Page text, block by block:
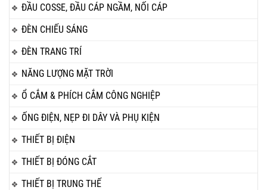
ĐẦU COSSE, ĐẦU CÁP NGẦM, NỐI CÁP
ĐÈN CHIẾU SÁNG
ĐÈN TRANG TRÍ
NĂNG LƯỢNG MẶT TRỜI
Ổ CẮM & PHÍCH CẮM CÔNG NGHIỆP
ỐNG ĐIỆN, NẸP ĐI DÂY VÀ PHỤ KIỆN
THIẾT BỊ ĐIỆN
THIẾT BỊ ĐÓNG CẮT
THIẾT BỊ TRUNG THẾ